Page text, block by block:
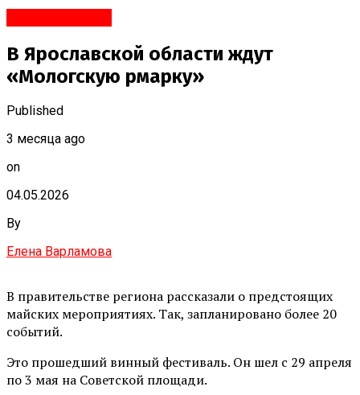
В Ярославской области ждут
«Мологскую рмарку»
Published
3 месяца ago
on
04.05.2026
By
Елена Варламова
В правительстве региона рассказали о предстоящих
майских мероприятиях. Так, запланировано более 20
событий.
Это прошедший винный фестиваль. Он шел с 29 апреля
по 3 мая на Советской площади.